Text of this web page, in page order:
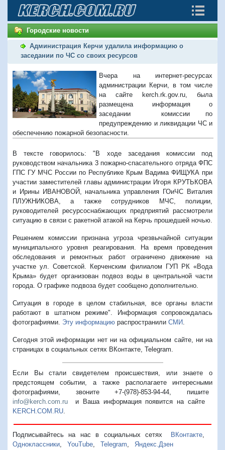
Городские новости
Администрация Керчи удалила информацию о
заседании по ЧС со своих ресурсов
Вчера на интернет-ресурсах
администрации Керчи, в том числе
на сайте kerch.rk.gov.ru, была
размещена информация о
заседании комиссии по
предупреждению и ликвидации ЧС и
обеспечению пожарной безопасности.
В тексте говорилось: "В ходе заседания комиссии под
руководством начальника 3 пожарно-спасательного отряда ФПС
ГПС ГУ МЧС России по Республике Крым Вадима ФИЩУКА при
участии заместителей главы администрации Игоря КРУТЬКОВА
и Ирины ИВАНОВОЙ, начальника управления ГОиЧС Виталия
ПЛУЖНИКОВА, а также сотрудников МЧС, полиции,
руководителей ресурсоснабжающих предприятий рассмотрели
ситуацию в связи с ракетной атакой на Керчь прошедшей ночью.
Решением комиссии признана угроза чрезвычайной ситуации
муниципального уровня реагирования. На время проведения
обследования и ремонтных работ ограничено движение на
участке ул. Советской. Керченским филиалом ГУП РК «Вода
Крыма» будет организован подвоз воды в центральной части
города. О графике подвоза будет сообщено дополнительно.
Ситуация в городе в целом стабильная, все органы власти
работают в штатном режиме". Информация сопровождалась
фотографиями. Эту информацию распространили СМИ
Сегодня этой информации нет ни на официальном сайте, ни на
страницах в социальных сетях ВКонтакте, Telegram.
Если Вы стали свидетелем происшествия, или знаете о
предстоящем событии, а также располагаете интересными
фотографиями, звоните +7-(978)-853-94-44, пишите
info@kerch.com.ru и Ваша информация появится на сайте
KERCH.COM.RU
Подписывайтесь на нас в социальных сетях ВКонтакте,
Одноклассники
YouTube Telegram Яндекс.Дзен